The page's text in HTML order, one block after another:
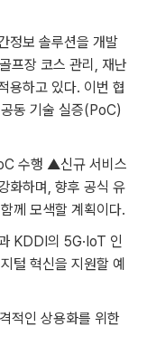
정보 솔루션을 개발
장 코스 관리, 재난
용하고 있다. 이번 협
동 기술 실증(PoC)
수행 ▲신규 서비스
화하며, 향후 공식 유
께 모색할 계획이다.
KDDI의 5G·IoT 인
털 혁신을 지원할 예
적인 상용화를 위한